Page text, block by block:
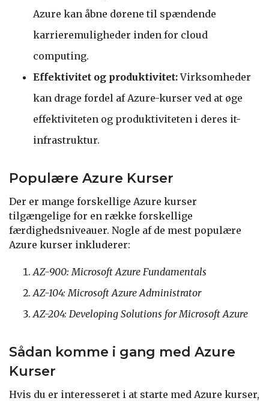
Azure kan åbne dørene til spændende
karrieremuligheder inden for cloud
computing.
Effektivitet og produktivitet:Virksomheder
kan drage fordel af Azure-kurser ved at øge
effektiviteten og produktiviteten i deres it-
infrastruktur.
Populære Azure Kurser
Der er mange forskellige Azure kurser
tilgængelige for en række forskellige
færdighedsniveauer. Nogle af de mest populære
Azure kurser inkluderer:
AZ-900: Microsoft Azure Fundamentals
AZ-104: Microsoft Azure Administrator
AZ-204: Developing Solutions for Microsoft Azure
Sådan komme i gang med Azure
Kurser
Hvis du er interesseret i at starte med Azure kurser,